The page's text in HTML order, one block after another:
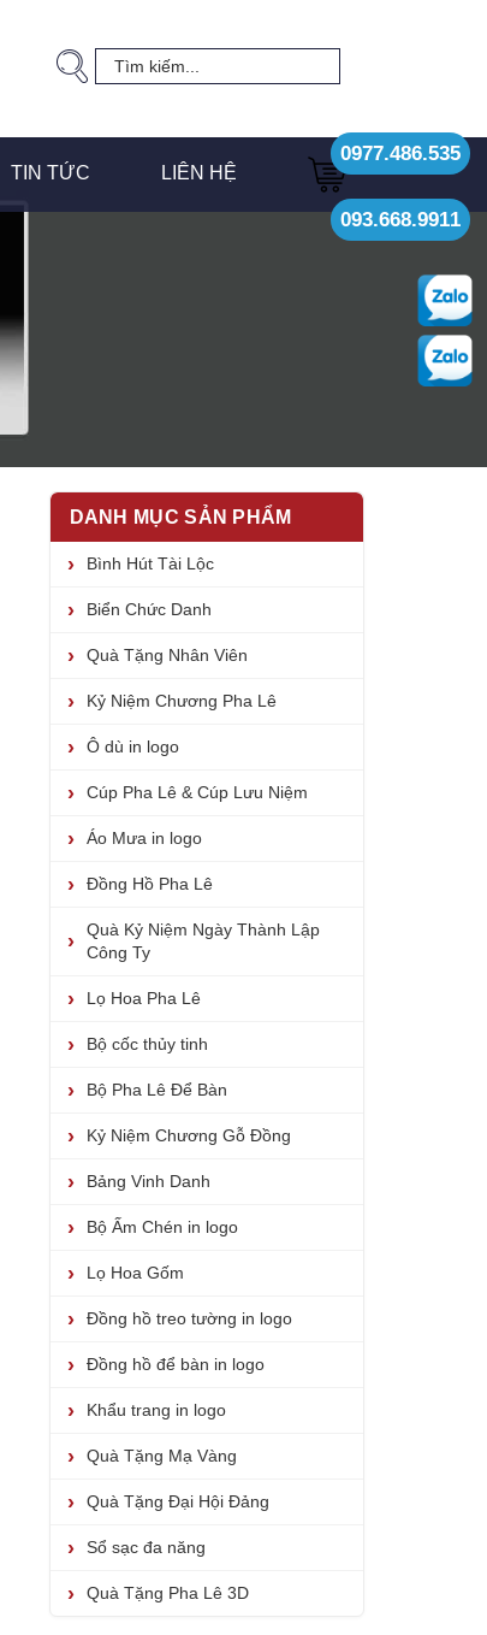
TIN TỨC LIÊN HỆ
0977.486.535
093.668.9911
DANH MỤC SẢN PHẨM
Bình Hút Tài Lộc
Biển Chức Danh
Quà Tặng Nhân Viên
Kỷ Niệm Chương Pha Lê
Ô dù in logo
Cúp Pha Lê & Cúp Lưu Niệm
Áo Mưa in logo
Đồng Hồ Pha Lê
Quà Kỷ Niệm Ngày Thành Lập
Công Ty
Lọ Hoa Pha Lê
Bộ cốc thủy tinh
Bộ Pha Lê Để Bàn
Kỷ Niệm Chương Gỗ Đồng
Bảng Vinh Danh
Bộ Ấm Chén in logo
Lọ Hoa Gốm
Đồng hồ treo tường in logo
Đồng hồ để bàn in logo
Khẩu trang in logo
Quà Tặng Mạ Vàng
Quà Tặng Đại Hội Đảng
Sổ sạc đa năng
Quà Tặng Pha Lê 3D